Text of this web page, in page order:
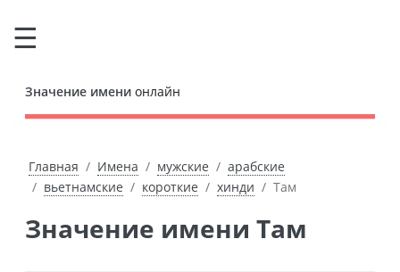
Значение имени онлайн
Главная Имена мужские
арабские
вьетнамские
короткие хинди Там
Значение имени Там